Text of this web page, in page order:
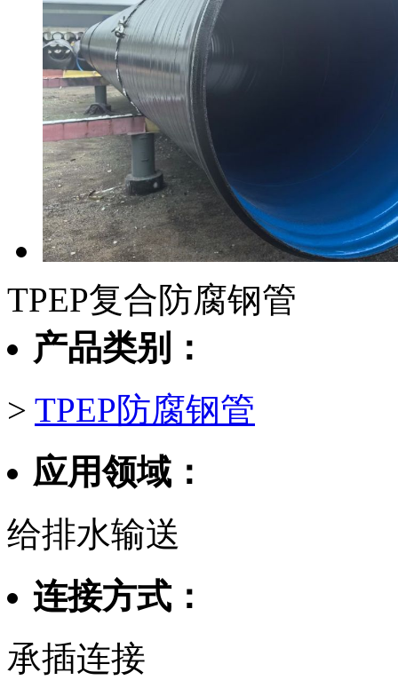
TPEP复合防腐钢管
产品类别：
> TPEP防腐钢管
应用领域：
给排水输送
连接方式：
承插连接